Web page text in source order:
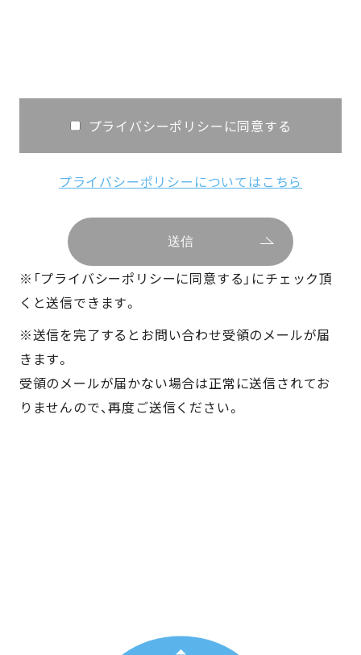
プライバシーポリシーに同意する
プライバシーポリシーについてはこちら
※「プライバシーポリシーに同意する」にチェック頂
くと送信できます。
※送信を完了するとお問い合わせ受領のメールが届
きます。
受領のメールが届かない場合は正常に送信されてお
りませんので、再度ご送信ください。